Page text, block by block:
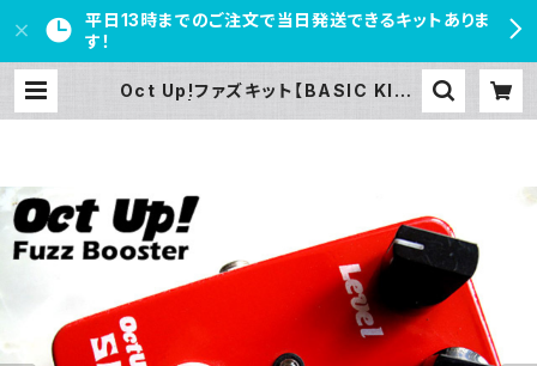
平日13時までのご注文で当日発送できるキットありま
す！
Oct Up!ファズキット【BASIC KIT】